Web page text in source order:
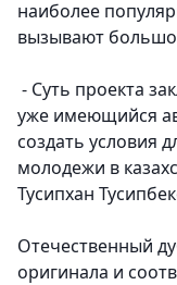
наиболее
вызывают
- Суть проекта
уже имеющийся
создать условия
молодежи в
Тусипхан
Отечественный
оригинала и